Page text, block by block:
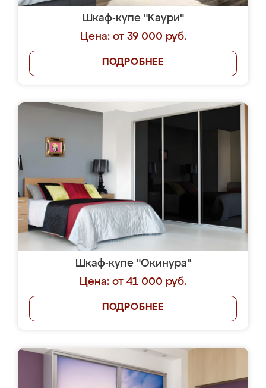
Шкаф-купе "Kaури"
Цена: от 39 000 руб.
ПОДРОБНЕЕ
Шкаф-купе "Окинура"
Цена: от 41 000 руб.
ПОДРОБНЕЕ